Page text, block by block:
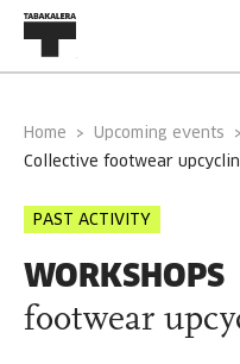
Home Upcoming events
collective footwear
PAST ACTIVITY
WORKSHOPS
footwear